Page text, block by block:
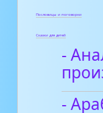
Пословицы и поговорки
Сказки для детей
-
-